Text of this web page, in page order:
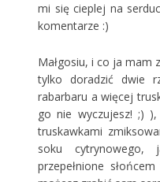
mi się cieplej na
komentarze :)
Małgosiu, i co ja mam
tylko doradzić dwie
rabarbaru a więcej
go nie wyczujesz! ;)
truskawkami
soku
przepełnione